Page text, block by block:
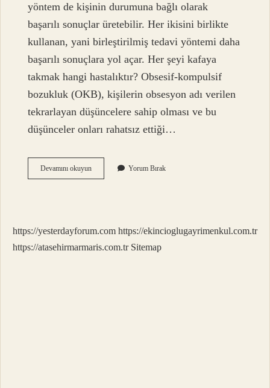
yöntem de kişinin durumuna bağlı olarak
başarılı sonuçlar üretebilir. Her ikisini birlikte
kullanan, yani birleştirilmiş tedavi yöntemi daha
başarılı sonuçlara yol açar. Her şeyi kafaya
takmak hangi hastalıktır? Obsesif-kompulsif
bozukluk (OKB), kişilerin obsesyon adı verilen
tekrarlayan düşüncelere sahip olması ve bu
düşünceler onları rahatsız ettiği…
Devamını okuyunDüşünce
Takintisi
Yorum Bırak
https://yesterdayforum.com https://ekincioglugayrimenkul.com.tr
https://atasehirmarmaris.com.tr Sitemap